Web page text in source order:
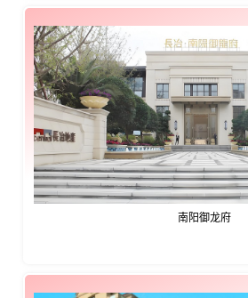
南阳御龙府